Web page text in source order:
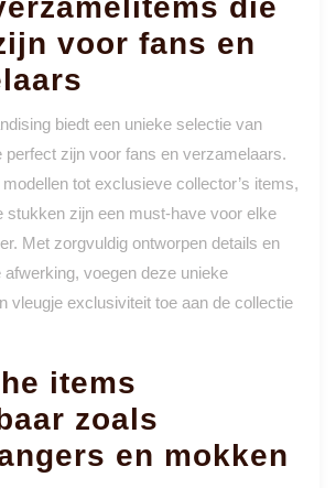
voor fans en
biedt een unieke selectie van
zijn voor fans en verzamelaars.
tot exclusieve collector’s items,
stukken zijn een must-have voor elke
Met zorgvuldig ontworpen details en
afwerking, voegen deze unieke
vleugje exclusiviteit toe aan de collectie
items
zoals
en mokken